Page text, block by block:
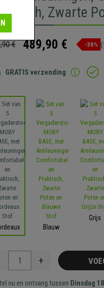
Zwarte
€ 489,90 € -30%
GRATIS verzending
Blauw
Grijs
+
nu en ontvang tussen Dinsdag